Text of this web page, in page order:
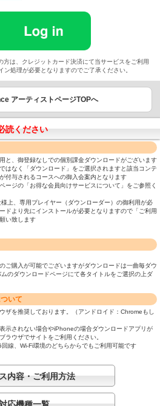
は、クレジットカード決済にて当サービスをご利用
処理が必要となりますのでご了承ください。
アーティストページTOPへ
読ください
と、御登録なしでの個別課金ダウンロードがございます
はなく「ダウンロード」をご選択されますと該当コンテ
付与されるコースへの御入会案内となります
ージの「お得な会員向けサービスについて」をご参照く
上、専用プレイヤー（ダウンローダー）の御利用が必
ドより先にインストールが必要となりますので「ご利用
い致します
ご購入が可能でございますがダウンロードは一曲毎ダウ
のダウンロードページにて各タイトルをご選択の上ダ
いて
ザを推奨しております。（アンドロイド：Chromeもし
示されない場合やiPhoneの場合ダウンロードアプリが
ラウザでサイトをご利用ください。
線、Wi-Fi環境のどちらからでもご利用可能です
内容・ご利用方法